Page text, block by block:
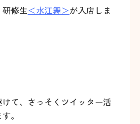
修生＜水江舞＞が入店しま
て、さっそくツイッター活
。